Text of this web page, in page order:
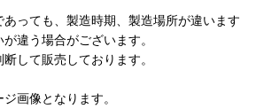
あっても、製造時期、製造場所が違います
違う場合がございます。
して販売しております。
画像となります。